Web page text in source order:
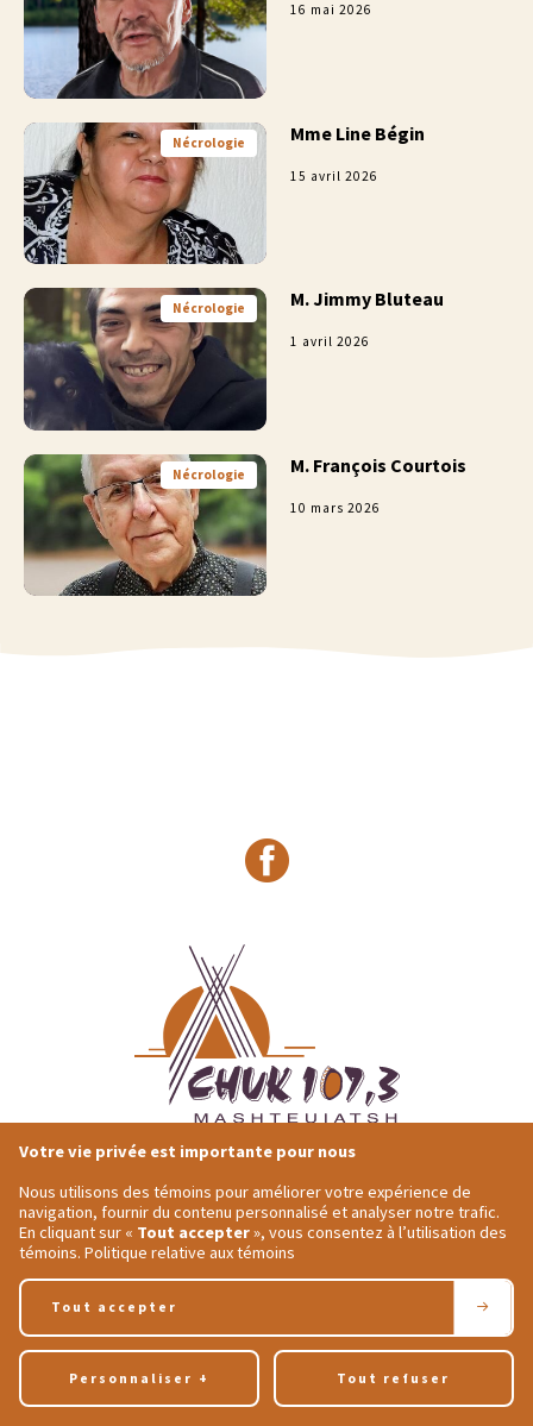
16 mai 2026
Nécrologie Mme Line Bégin
15 avril 2026
Nécrologie M. Jimmy Bluteau
1 avril 2026
Nécrologie M. François Courtois
10 mars 2026
Adresse postale
1491 Ouiatchouan
Mashteuiastsh,QC
G0W 2H0
418-275-7964
secretariat@chukfm.ca
Politique de confidentialité|Mes préférences cookies
Votre vie privée est importante pour nous
Nous utilisons des témoins pour améliorer votre expérience de
navigation, fournir du contenu personnalisé et analyser notre trafic.
En cliquant sur « Tout accepter», vous consentez à l’utilisation des
témoins. Politique relative aux témoins
Personnaliser + Tout refuser
Tout accepter